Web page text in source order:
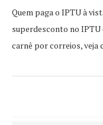
Quem paga o IPTU à
superdesconto no IPTU
carnê por correios, veja